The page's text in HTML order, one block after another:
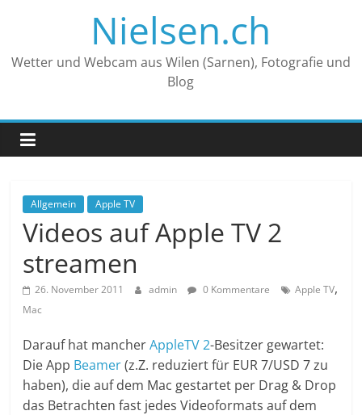
Nielsen.ch
Wetter und Webcam aus Wilen (Sarnen), Fotografie und
Blog
Allgemein Apple TV
Videos auf Apple TV 2
streamen
26. November 2011 admin 0 Kommentare Apple TV,
Mac
Darauf hat mancherAppleTV 2-Besitzer gewartet:
Die App Beamer(z.Z. reduziert für EUR 7/USD 7 zu
haben), die auf dem Mac gestartet per Drag & Drop
das Betrachten fast jedes Videoformats auf dem